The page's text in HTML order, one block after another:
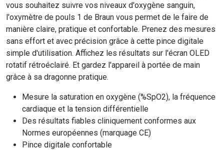
vous souhaitez suivre vos niveaux d'oxygène sanguin,
l'oxymètre de pouls 1 de Braun vous permet de le faire de
manière claire, pratique et confortable. Prenez des mesures
sans effort et avec précision grâce à cette pince digitale
simple d'utilisation. Affichez les résultats sur l'écran OLED
rotatif rétroéclairé. Et gardez l'appareil à portée de main
grâce à sa dragonne pratique.
Mesure la saturation en oxygène (%SpO2), la fréquence
cardiaque et la tension différentielle
Des résultats fiables cliniquement conformes aux
Normes européennes (marquage CE)
Pince digitale confortable